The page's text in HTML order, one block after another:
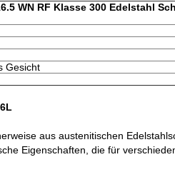
WN RF Klasse 300 Edelstahl
Gesicht
aus austenitischen
Eigenschaften, die für